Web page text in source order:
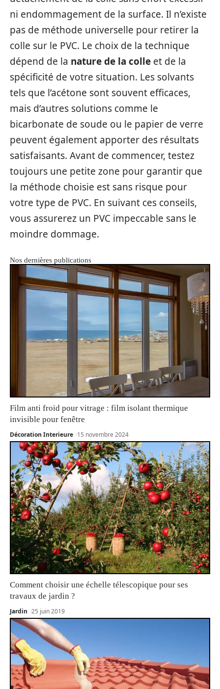
ni endommagement de la surface. Il n’existe
pas de méthode universelle pour retirer la
colle sur le PVC. Le choix de la technique
dépend de la nature de la colle et de la
spécificité de votre situation. Les solvants
tels que l’acétone sont souvent efficaces,
mais d’autres solutions comme le
bicarbonate de soude ou le papier de verre
peuvent également apporter des résultats
satisfaisants. Avant de commencer, testez
toujours une petite zone pour garantir que
la méthode choisie est sans risque pour
votre type de PVC. En suivant ces conseils,
vous assurerez un PVC impeccable sans le
moindre dommage.
Nos dernières publications
Film anti froid pour vitrage : film isolant thermique
invisible pour fenêtre
Décoration Interieure 15 novembre 2024
Comment choisir une échelle télescopique pour ses
travaux de jardin ?
Jardin 25 juin 2019